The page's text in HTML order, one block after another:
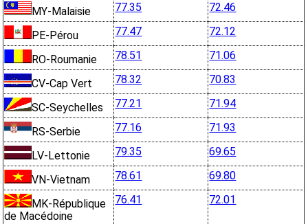
MY-Malaisie 77.35 72.46
PE-Pérou 77.47 72.12
RO-Roumanie 78.51 71.06
CV-Cap Vert 78.32 70.83
SC-Seychelles 77.21 71.94
RS-Serbie 77.16 71.93
LV-Lettonie 79.35 69.65
VN-Vietnam 78.61 69.80
MK-République
de Macédoine
76.41 72.01